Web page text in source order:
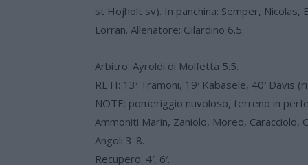
st Hojholt sv). In panchina: Semper,
Lorran. Allenatore: Gilardino 6.5.
Arbitro: Ayroldi di Molfetta 5.5.
RETI: 13′ Tramoni, 19′ Kabasele, 40′ Davis
NOTE: pomeriggio nuvoloso, terreno in
Ammoniti Marin, Zaniolo, Moreo, Caracciolo,
Angoli 3-8.
Recupero: 4′, 6′.